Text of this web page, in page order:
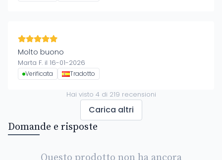
Molto buono
Marta F. il 16-01-2026
Verificata Tradotto
Hai visto 4di 219 recensioni
Carica altri
Domande e risposte